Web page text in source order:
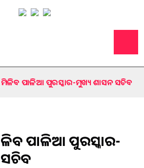
ମିଳିବ ପାଳିଆ ପୁରସ୍କାର-ମୁଖ୍ୟ ଶାସନ ସଚିବ
ପାଳିଆ ପୁରସ୍କାର-